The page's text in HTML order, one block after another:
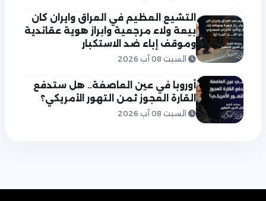
التشيع العظيم في العراق وايران كان
بيعة ولاء مرجعية وابراز هوية عقائدية
وموقف إباء ضد الاستكبار
السبت 08 آب 2026
أوروبا في عين العاصفة.. هل ستدفع
القارة العجوز ثمن التهور الأمريكي؟
السبت 08 آب 2026